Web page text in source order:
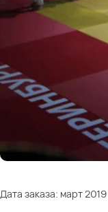
Дата заказа: март 2019